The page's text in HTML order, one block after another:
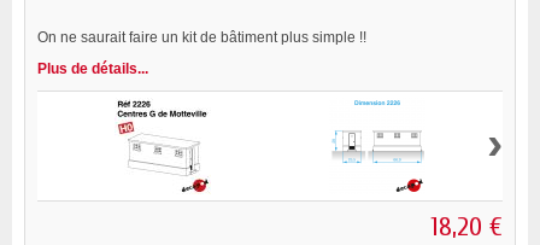
On ne saurait faire un kit de bâtiment plus simple !!
Plus de détails...
›
18,20 €